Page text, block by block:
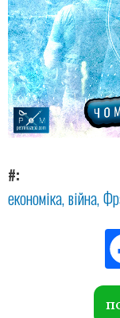
#
економіка війна